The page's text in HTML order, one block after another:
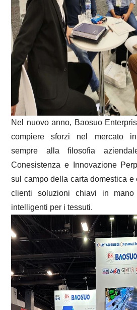
Nel nuovo anno, Baosuo
compiere sforzi nel mercato
sempre alla filosofia
Conesistenza e Innovazione
sul campo della carta domestica e
clienti soluzioni chiavi in ​​mano
intelligenti per i tessuti.